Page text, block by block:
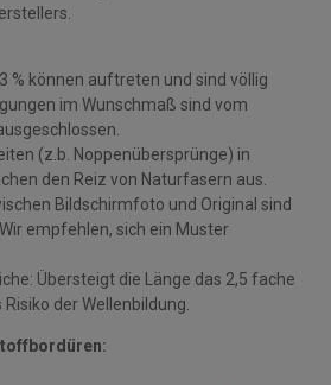
% können auftreten und sind völlig
im Wunschmaß sind vom
(z.b. Noppenübersprünge) in
den Reiz von Naturfasern aus.
Bildschirmfoto und Original sind
empfehlen, sich ein Muster
Übersteigt die Länge das 2,5 fache
der Wellenbildung.